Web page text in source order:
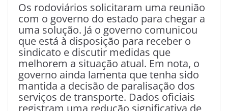
Os rodoviários solicitaram uma reunião
com o governo do estado para chegar a
uma solução. Já o governo comunicou
que está à disposição para receber o
sindicato e discutir medidas que
melhorem a situação atual. Em nota, o
governo ainda lamenta que tenha sido
mantida a decisão de paralisação dos
serviços de transporte. Dados oficiais